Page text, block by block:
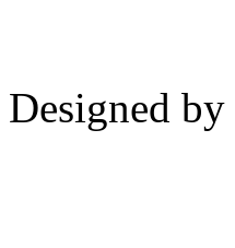
Designed by